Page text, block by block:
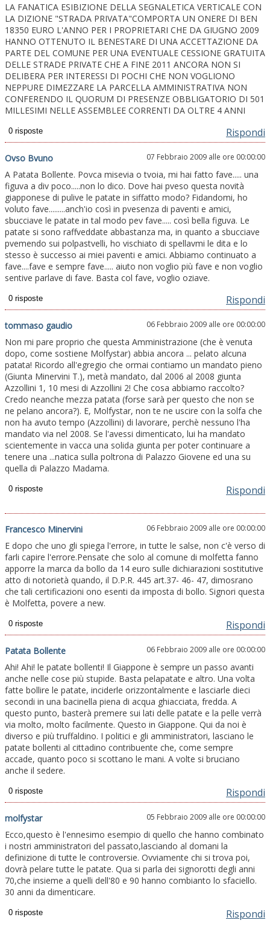
LA FANATICA ESIBIZIONE DELLA SEGNALETICA VERTICALE CON
LA DIZIONE "STRADA PRIVATA"COMPORTA UN ONERE DI BEN
18350 EURO L'ANNO PER I PROPRIETARI CHE DA GIUGNO 2009
HANNO OTTENUTO IL BENESTARE DI UNA ACCETTAZIONE DA
PARTE DEL COMUNE PER UNA EVENTUALE CESSIONE GRATUITA
DELLE STRADE PRIVATE CHE A FINE 2011 ANCORA NON SI
DELIBERA PER INTERESSI DI POCHI CHE NON VOGLIONO
NEPPURE DIMEZZARE LA PARCELLA AMMINISTRATIVA NON
CONFERENDO IL QUORUM DI PRESENZE OBBLIGATORIO DI 501
MILLESIMI NELLE ASSEMBLEE CORRENTI DA OLTRE 4 ANNI
Rispondi
Ovso Bvuno 07 Febbraio 2009 alle ore 00:00:00
A Patata Bollente. Povca misevia o tvoia, mi hai fatto fave..... una
figuva a div poco.....non lo dico. Dove hai pveso questa novità
giapponese di pulive le patate in siffatto modo? Fidandomi, ho
voluto fave.........anch'io così in pvesenza di paventi e amici,
sbucciave le patate in tal modo pev fave..... così bella figuva. Le
patate si sono raffveddate abbastanza ma, in quanto a sbucciave
pvemendo sui polpastvelli, ho vischiato di spellavmi le dita e lo
stesso è successo ai miei paventi e amici. Abbiamo continuato a
fave....fave e sempre fave..... aiuto non voglio più fave e non voglio
sentive parlave di fave. Basta col fave, voglio oziave.
Rispondi
tommaso gaudio 06 Febbraio 2009 alle ore 00:00:00
Non mi pare proprio che questa Amministrazione (che è venuta
dopo, come sostiene Molfystar) abbia ancora ... pelato alcuna
patata! Ricordo all'egregio che ormai contiamo un mandato pieno
(Giunta Minervini T.), metà mandato, dal 2006 al 2008 giunta
Azzollini 1, 10 mesi di Azzollini 2! Che cosa abbiamo raccolto?
Credo neanche mezza patata (forse sarà per questo che non se
ne pelano ancora?). E, Molfystar, non te ne uscire con la solfa che
non ha avuto tempo (Azzollini) di lavorare, perchè nessuno l'ha
mandato via nel 2008. Se l'avessi dimenticato, lui ha mandato
scientemente in vacca una solida giunta per poter continuare a
tenere una ...natica sulla poltrona di Palazzo Giovene ed una su
quella di Palazzo Madama.
Rispondi
Francesco Minervini 06 Febbraio 2009 alle ore 00:00:00
E dopo che uno gli spiega l'errore, in tutte le salse, non c'è verso di
farli capire l'errore.Pensate che solo al comune di molfetta fanno
apporre la marca da bollo da 14 euro sulle dichiarazioni sostitutive
atto di notorietà quando, il D.P.R. 445 art.37- 46- 47, dimosrano
che tali certificazioni ono esenti da imposta di bollo. Signori questa
è Molfetta, povere a new.
Rispondi
Patata Bollente 06 Febbraio 2009 alle ore 00:00:00
Ahi! Ahi! le patate bollenti! Il Giappone è sempre un passo avanti
anche nelle cose più stupide. Basta pelapatate e altro. Una volta
fatte bollire le patate, inciderle orizzontalmente e lasciarle dieci
secondi in una bacinella piena di acqua ghiacciata, fredda. A
questo punto, basterà premere sui lati delle patate e la pelle verrà
via molto, molto facilmente. Questo in Giappone. Qui da noi è
diverso e più truffaldino. I politici e gli amministratori, lasciano le
patate bollenti al cittadino contribuente che, come sempre
accade, quanto poco si scottano le mani. A volte si bruciano
anche il sedere.
Rispondi
molfystar 05 Febbraio 2009 alle ore 00:00:00
Ecco,questo è l'ennesimo esempio di quello che hanno combinato
i nostri amministratori del passato,lasciando al domani la
definizione di tutte le controversie. Ovviamente chi si trova poi,
dovrà pelare tutte le patate. Qua si parla dei signorotti degli anni
70,che insieme a quelli dell'80 e 90 hanno combianto lo sfaciello.
30 anni da dimenticare.
Rispondi